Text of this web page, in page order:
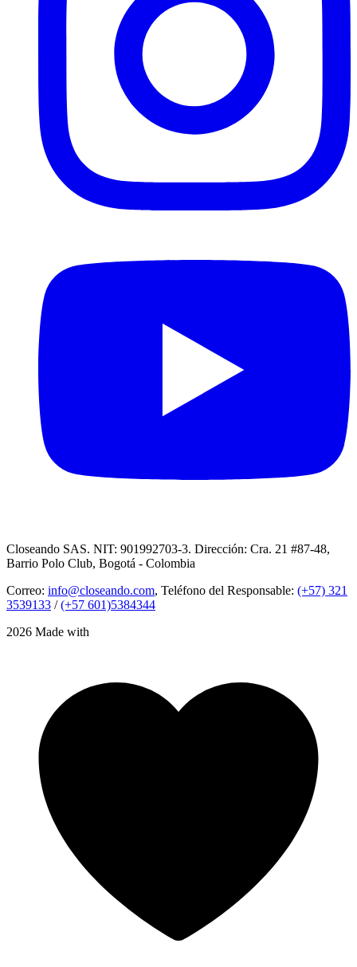
Closeando SAS. NIT: 901992703-3. Dirección: Cra. 21 #87-48,
Barrio Polo Club, Bogotá - Colombia
Correo: info@closeando.com, Teléfono del Responsable: (+57) 321
3539133 /(+57 601)5384344
2026 Made with